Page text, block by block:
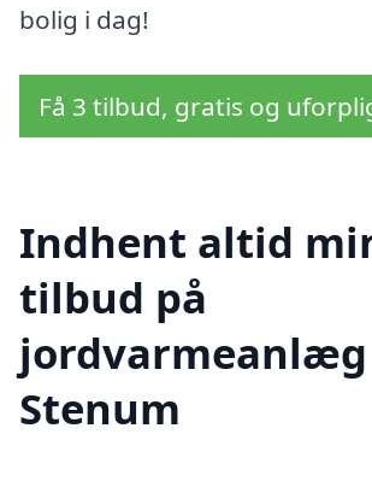
bolig i dag!
Få 3 tilbud, gratis og
Indhent altid
tilbud på
Stenum